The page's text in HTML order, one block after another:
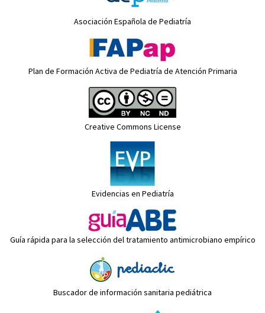
Asociación Española de Pediatría
Plan de Formación Activa de Pediatría de Atención Primaria
Creative Commons License
Evidencias en Pediatría
Guía rápida para la selección del tratamiento antimicrobiano empírico
Buscador de información sanitaria pediátrica